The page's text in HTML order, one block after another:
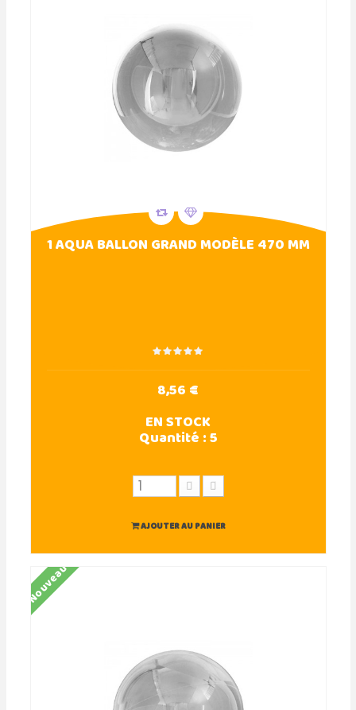
1 AQUA BALLON GRAND MODÈLE 470 MM
8,56 €
EN STOCK
Quantité :5
AJOUTER AU PANIER
Nouveau